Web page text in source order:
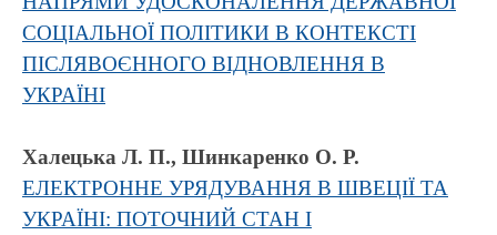
СОЦІАЛЬНОЇ ПОЛІТИКИ В КОНТЕКСТІ
ПІСЛЯВОЄННОГО ВІДНОВЛЕННЯ В
УКРАЇНІ
Халецька Л. П., Шинкаренко О. Р.
ЕЛЕКТРОННЕ УРЯДУВАННЯ В ШВЕЦІЇ ТА
УКРАЇНІ: ПОТОЧНИЙ СТАН І